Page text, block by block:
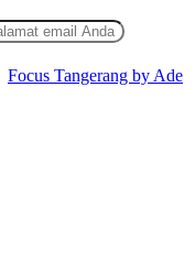
Focus Tangerang by Ade